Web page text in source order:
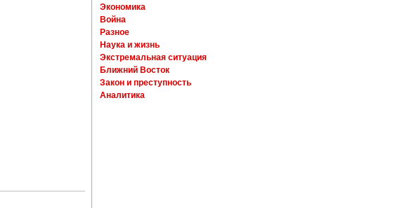
Экономика
Война
Разное
Наука и жизнь
Экстремальная ситуация
Ближний Восток
Закон и преступность
Аналитика